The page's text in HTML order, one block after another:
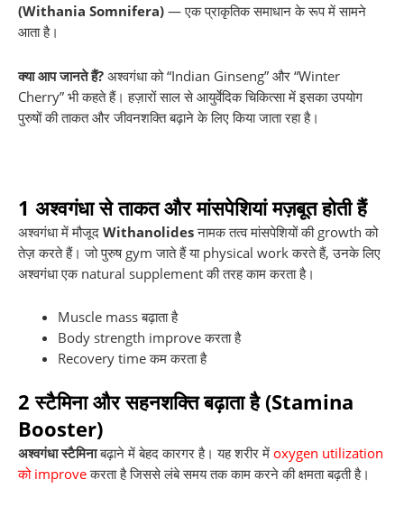
(Withania Somnifera) — एक प्राकृतिक समाधान के रूप में सामने
आता है।
क्या आप जानते हैं? अश्वगंधा को “Indian Ginseng” और “Winter
Cherry” भी कहते हैं। हज़ारों साल से आयुर्वेदिक चिकित्सा में इसका उपयोग
पुरुषों की ताकत और जीवनशक्ति बढ़ाने के लिए किया जाता रहा है।
1 अश्वगंधा से ताकत और मांसपेशियां मज़बूत होती हैं
अश्वगंधा में मौजूद Withanolidesनामक तत्व मांसपेशियों की growth को
तेज़ करते हैं। जो पुरुष gym जाते हैं या physical work करते हैं, उनके लिए
अश्वगंधा एक natural supplement की तरह काम करता है।
Muscle mass बढ़ाता है
Body strength improve करता है
Recovery time कम करता है
2 स्टैमिना और सहनशक्ति बढ़ाता है (Stamina
Booster)
अश्वगंधा स्टैमिनाबढ़ाने में बेहद कारगर है। यह शरीर में oxygen utilization
को improveकरता है जिससे लंबे समय तक काम करने की क्षमता बढ़ती है।